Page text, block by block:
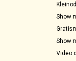
Show
Show
Video